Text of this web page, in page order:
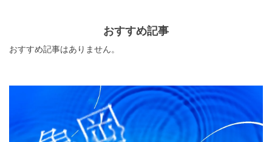
プライバシーポリシー
お問い合わせ
贅沢な時間が過ごせるホテル……などオススメしたいホ
テル・旅館がたくさんあります。 この記事では岡山の魅
おすすめ記事
おすすめ記事はありません。